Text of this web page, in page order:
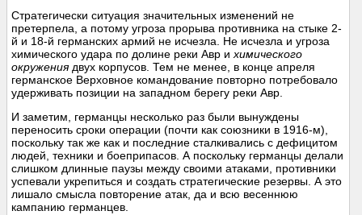
Стратегически ситуация значительных изменений не
претерпела, а потому угроза прорыва противника на стыке 2-
й и 18-й германских армий не исчезла. Не исчезла и угроза
химического удара по долине реки Авр ихимического
окружениядвух корпусов. Тем не менее, в конце апреля
германское Верховное командование повторно потребовало
удерживать позиции на западном берегу реки Авр.
И заметим, германцы несколько раз были вынуждены
переносить сроки операции (почти как союзники в 1916-м),
поскольку так же как и последние сталкивались с дефицитом
людей, техники и боеприпасов. А поскольку германцы делали
слишком длинные паузы между своими атаками, противники
успевали укрепиться и создать стратегические резервы. А это
лишало смысла повторение атак, да и всю весеннюю
кампанию германцев.